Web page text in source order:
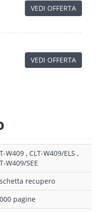
VEDI OFFERTA
VEDI OFFERTA
W409 , CLT-W409/ELS ,
W409/SEE
recupero
pagine